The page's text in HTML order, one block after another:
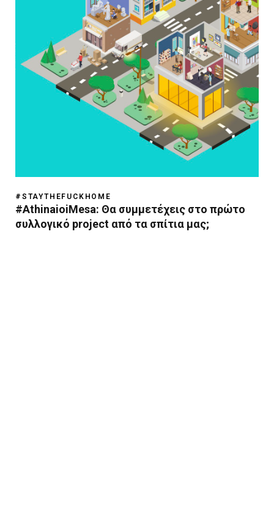
#STAYTHEFUCKHOME
#AthinaioiMesa: Θα συμμετέχεις στο πρώτο
συλλογικό project από τα σπίτια μας;